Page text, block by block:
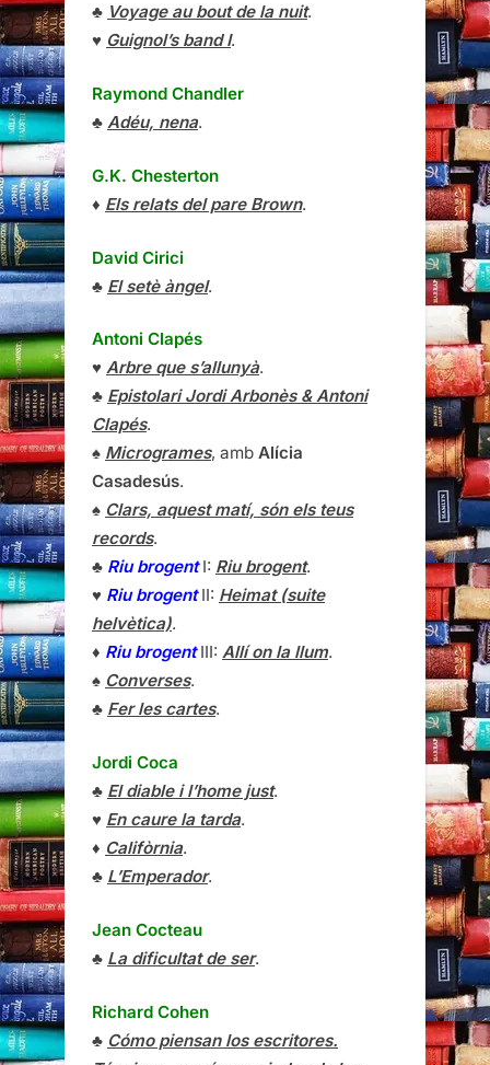
♣ Voyage au bout de la nuit.
♥ Guignol’s band I.
Raymond Chandler
♣ Adéu, nena.
G.K. Chesterton
♦ Els relats del pare Brown.
David Cirici
♣ El setè àngel.
Antoni Clapés
♥ Arbre que s’allunyà.
♣ Epistolari Jordi Arbonès & Antoni
Clapés.
♠ Microgrames, amb Alícia
Casadesús.
♠ Clars, aquest matí, són els teus
records.
♣ Riu brogentI: Riu brogent.
♥ Riu brogentII: Heimat (suite
helvètica).
♦ Riu brogentIII: Allí on la llum.
♠ Converses.
♣ Fer les cartes.
Jordi Coca
♣ El diable i l’home just.
♥ En caure la tarda.
♦ Califòrnia.
♣ L’Emperador.
Jean Cocteau
♣ La dificultat de ser.
Richard Cohen
♣ Cómo piensan los escritores.